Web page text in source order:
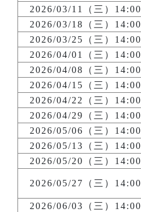
2026/03/11（三）14:00
2026/03/18（三）14:00
2026/03/25（三）14:00
2026/04/01（三）14:00
2026/04/08（三）14:00
2026/04/15（三）14:00
2026/04/22（三）14:00
2026/04/29（三）14:00
2026/05/06（三）14:00
2026/05/13（三）14:00
2026/05/20（三）14:00
2026/05/27（三）14:00
2026/06/03（三）14:00